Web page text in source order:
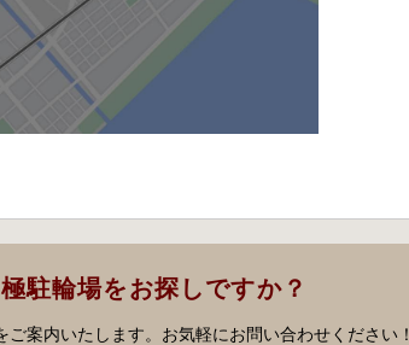
駐輪場をお探しですか？
案内いたします。お気軽にお問い合わせください！